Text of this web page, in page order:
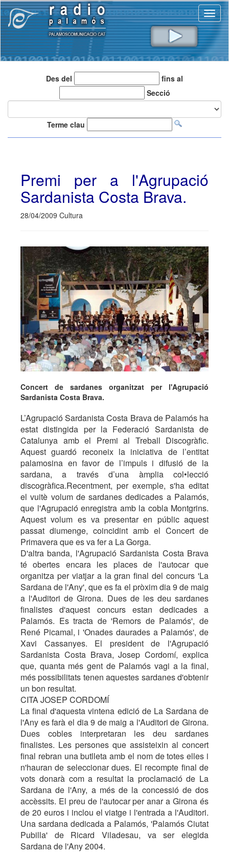
Des del
fins al
Secció
Terme clau
Premi per a l'Agrupació
Sardanista Costa Brava.
28/04/2009 Cultura
Concert de sardanes organitzat per l'Agrupació
Sardanista Costa Brava.
L’Agrupació Sardanista Costa Brava de Palamós ha
estat distingida per la Federació Sardanista de
Catalunya amb el Premi al Treball Discogràfic.
Aquest guardó reconeix la iniciativa de l’entitat
palamosina en favor de l’impuls i difusió de la
sardana, a través d’una àmplia col•lecció
discogràfica.Recentment, per exemple, s'ha editat
el vuitè volum de sardanes dedicades a Palamós,
que l'Agrupació enregistra amb la cobla Montgrins.
Aquest volum es va presentar en públic aquest
passat diumenge, coincidint amb el Concert de
Primavera que es va fer a La Gorga.
D'altra banda, l'Agrupació Sardanista Costa Brava
té obertes encara les places de l'autocar que
organitza per viatjar a la gran final del concurs 'La
Sardana de l'Any', que es fa el pròxim dia 9 de maig
a l'Auditori de Girona. Dues de les deu sardanes
finalistes d'aquest concurs estan dedicades a
Palamós. Es tracta de 'Remors de Palamós', de
René Picamal, i 'Onades daurades a Palamós', de
Xavi Cassanyes. El president de l'Agrupació
Sardanista Costa Brava, Josep Cordomí, explica
que, quanta més gent de Palamós vagi a la final,
més possibilitats tenen aquestes sardanes d'obtenir
un bon resultat.
CITA JOSEP CORDOMÍ
La final d'aquesta vintena edició de La Sardana de
l'Any es farà el dia 9 de maig a l'Auditori de Girona.
Dues cobles interpretaran les deu sardanes
finalistes. Les persones que assisteixin al concert
final rebran una butlleta amb el nom de totes elles i
n'hauran de seleccionar dues. El recompte final de
vots donarà com a resultat la proclamació de La
Sardana de l'Any, a més de la concessió de dos
accèssits. El preu de l'autocar per anar a Girona és
de 20 euros i inclou el viatge i l'entrada a l'Auditori.
Una sardana dedicada a Palamós, 'Palamós Ciutat
Pubilla' de Ricard Viladesau, va ser elegida
Sardana de l'Any 2004.